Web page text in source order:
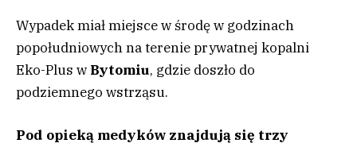
Wypadek miał miejsce w środę w godzinach
popołudniowych na terenie prywatnej kopalni
Eko-Plus w Bytomiu, gdzie doszło do
podziemnego wstrząsu.
Pod opieką medyków znajdują się trzy